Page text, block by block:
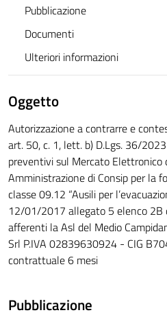
Pubblicazione
Documenti
Ulteriori informazioni
Oggetto
Autorizzazione a contrarre e
art. 50, c. 1, lett. b) D.Lgs. 36/
preventivi sul Mercato Elettronico
Amministrazione di Consip per la
classe 09.12 “Ausili per
12/01/2017 allegato 5 elenco 2B
afferenti la Asl del Medio
Srl P.IVA 02839630924 - CIG
contrattuale 6 mesi
Pubblicazione